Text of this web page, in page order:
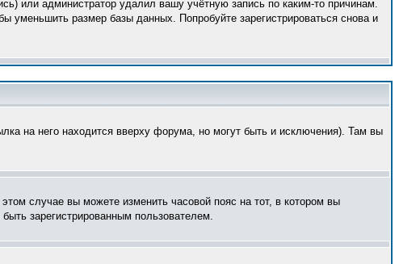
или администратор удалил вашу учётную запись по каким-то причинам.
уменьшить размер базы данных. Попробуйте зарегистрироваться снова и
на него находится вверху форума, но могут быть и исключения). Там вы
случае вы можете изменить часовой пояс на тот, в котором вы
зарегистрированным пользователем.